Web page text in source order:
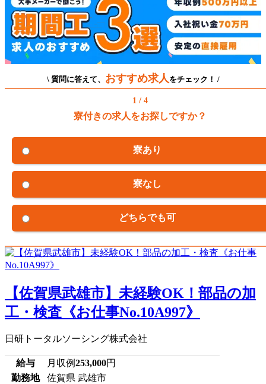
\ 質問に答えて、 おすすめ求人 をチェック！ /
1 / 4
寮付きの求人をお探しですか？
寮あり
寮なし
どちらでも可
【佐賀県武雄市】未経験OK！部品の加
工・検査《お仕事No.10A997》
日研トータルソーシング株式会社
給与 月収例253,000円
勤務地
佐賀県 武雄市